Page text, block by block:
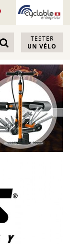
TESTER
UN VÉLO